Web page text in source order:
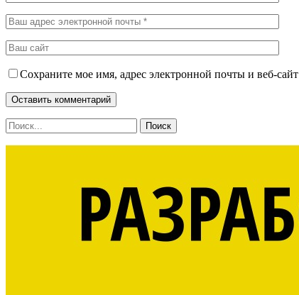
Сохраните мое имя, адрес электронной почты и веб-